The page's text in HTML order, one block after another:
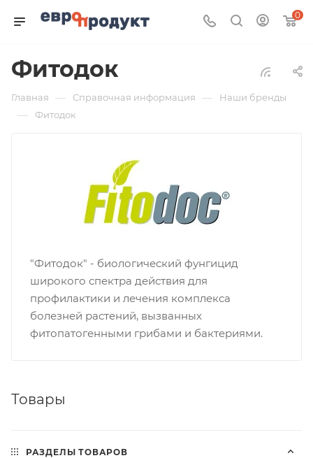
0
Фитодок
Главная — Справочная информация — Наши бренды
— Фитодок
"Фитодок" - биологический фунгицид
широкого спектра действия для
профилактики и лечения комплекса
болезней растений, вызванных
фитопатогенными грибами и бактериями.
Товары
РАЗДЕЛЫ ТОВАРОВ